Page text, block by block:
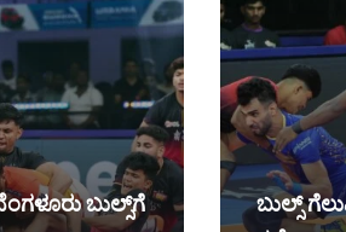
ಬುಲ್ಸ್‌ಗೆ
ಬುಲ್ಸ್‌